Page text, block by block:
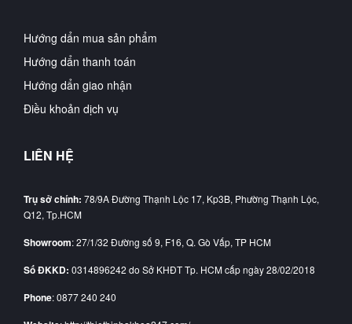
Hướng dẩn mua sản phẩm
Hướng dẩn thanh toán
Hướng dẩn giao nhận
Điều khoản dịch vụ
LIÊN HỆ
Trụ sở chính: 78/9A Đường Thạnh Lộc 17, Kp3B, Phường Thạnh Lộc,
Q12, Tp.HCM
Showroom: 27/1/32 Đường số 9, F16, Q. Gò Vấp, TP HCM
Số ĐKKD: 0314896242 do Sở KHĐT Tp. HCM cấp ngày 28/02/2018
Phone: 0877 240 240